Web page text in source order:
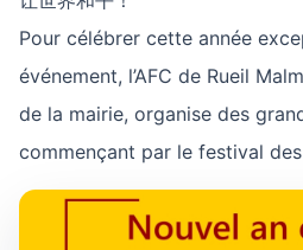
Pour célébrer cette année
événement, l’AFC de Rueil
de la mairie, organise des
commençant par le festival